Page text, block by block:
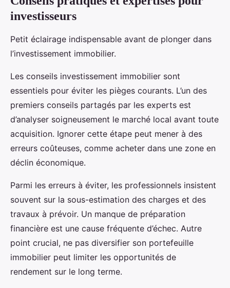
investisseurs
Petit éclairage indispensable avant de plonger dans
l’investissement immobilier.
Les conseils investissement immobilier sont
essentiels pour éviter les pièges courants. L’un des
premiers conseils partagés par les experts est
d’analyser soigneusement le marché local avant toute
acquisition. Ignorer cette étape peut mener à des
erreurs coûteuses, comme acheter dans une zone en
déclin économique.
Parmi les erreurs à éviter, les professionnels insistent
souvent sur la sous-estimation des charges et des
travaux à prévoir. Un manque de préparation
financière est une cause fréquente d’échec. Autre
point crucial, ne pas diversifier son portefeuille
immobilier peut limiter les opportunités de
rendement sur le long terme.